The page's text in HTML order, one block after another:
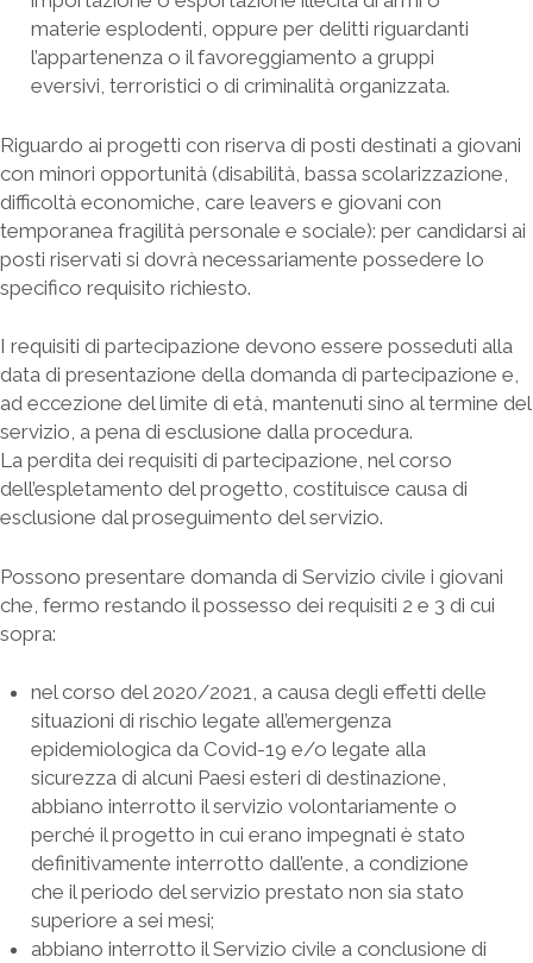
materie esplodenti, oppure per delitti riguardanti
l’appartenenza o il favoreggiamento a gruppi
eversivi, terroristici o di criminalità organizzata.
Riguardo ai progetti con riserva di posti destinati a giovani
con minori opportunità (disabilità, bassa scolarizzazione,
difficoltà economiche, care leavers e giovani con
temporanea fragilità personale e sociale): per candidarsi ai
posti riservati si dovrà necessariamente possedere lo
specifico requisito richiesto.
I requisiti di partecipazione devono essere posseduti alla
data di presentazione della domanda di partecipazione e,
ad eccezione del limite di età, mantenuti sino al termine del
servizio, a pena di esclusione dalla procedura.
La perdita dei requisiti di partecipazione, nel corso
dell’espletamento del progetto, costituisce causa di
esclusione dal proseguimento del servizio.
Possono presentare domanda di Servizio civile i giovani
che, fermo restando il possesso dei requisiti 2 e 3 di cui
sopra:
nel corso del 2020/2021, a causa degli effetti delle
situazioni di rischio legate all’emergenza
epidemiologica da Covid-19 e/o legate alla
sicurezza di alcuni Paesi esteri di destinazione,
abbiano interrotto il servizio volontariamente o
perché il progetto in cui erano impegnati è stato
definitivamente interrotto dall’ente, a condizione
che il periodo del servizio prestato non sia stato
superiore a sei mesi;
abbiano interrotto il Servizio civile a conclusione di